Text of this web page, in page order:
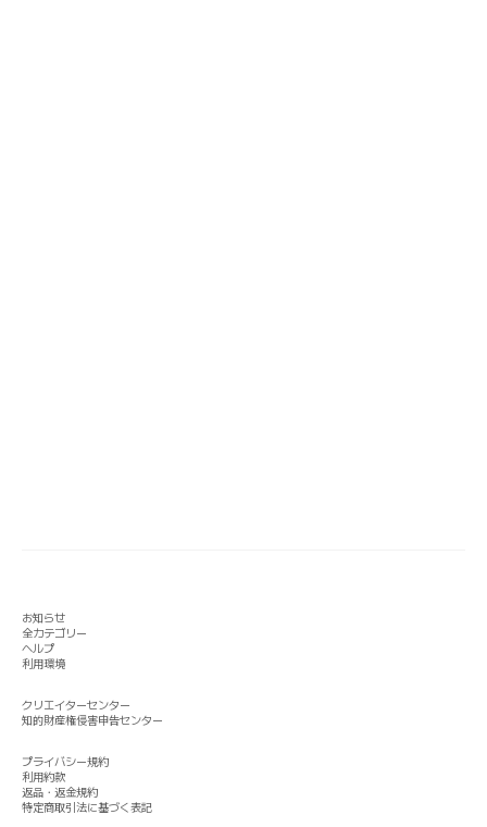
お知らせ
全カテゴリー
ヘルプ
利用環境
クリエイターセンター
知的財産権侵害申告センター
プライバシー規約
利用約款
返品・返金規約
特定商取引法に基づく表記